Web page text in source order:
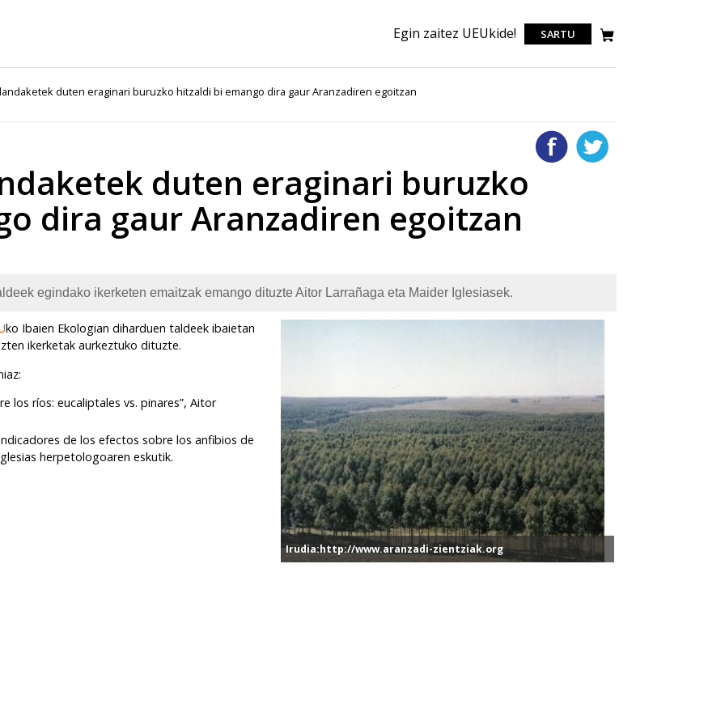
Egin zaitez UEUkide! SARTU
duten eraginari buruzko hitzaldi bi emango dira gaur Aranzadiren egoitzan
duten eraginari buruzko
dira gaur Aranzadiren egoitzan
egindako ikerketen emaitzak emango dituzte Aitor Larrañaga eta Maider Iglesiasek.
Irudia:http://www.aranzadi-zientziak.org
ko Ibaien Ekologian diharduen taldeek ibaietan
ikerketak aurkeztuko dituzte.
los ríos: eucaliptales vs. pinares”, Aitor
de los efectos sobre los anfibios de
herpetologoaren eskutik.